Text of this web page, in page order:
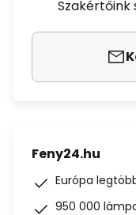
Szakértőink
Feny24.hu
Európa
950 000